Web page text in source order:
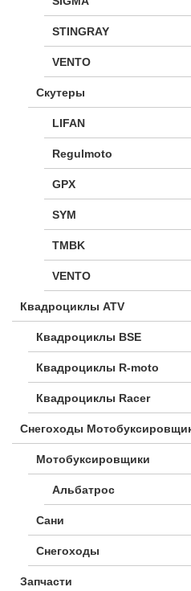
STINGRAY
VENTO
Скутеры
LIFAN
Regulmoto
GPX
SYM
TMBK
VENTO
Квадроциклы ATV
Квадроциклы BSE
Квадроциклы R-moto
Квадроциклы Racer
Снегоходы
Мотобуксировщики
Альбатрос
Сани
Снегоходы
Запчасти